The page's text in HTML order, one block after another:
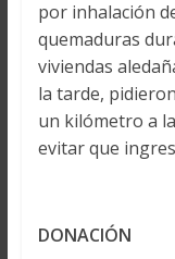
por inhalación
quemaduras
viviendas
la tarde,
un kilómetro a
evitar que
DONACIÓN